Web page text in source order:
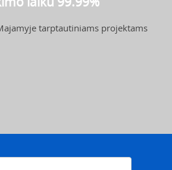
tarptautiniams projektams